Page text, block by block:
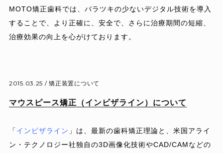
MOTO矯正歯科では、バラツキの少ないデジタル技術を導入
することで、より正確に、安全で、さらに治療期間の短縮、
治療効果の向上を心がけております。
2015.03.25 /矯正装置について
マウスピース矯正（インビザライン）について
「 インビザライン 」は、最新の歯科矯正理論と、米国アライ
ン・テクノロジー社独自の3D画像化技術やCAD/CAMなどの